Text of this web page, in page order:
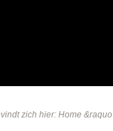
zich hier: Home &raquo